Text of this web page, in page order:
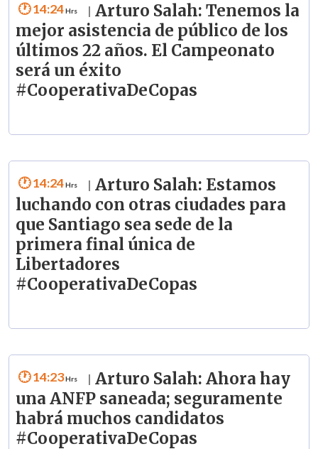
14:24
Arturo Salah: Tenemos la
mejor asistencia de público de los
últimos 22 años. El Campeonato
será un éxito
#CooperativaDeCopas
14:24
Arturo Salah: Estamos
luchando con otras ciudades para
que Santiago sea sede de la
primera final única de
Libertadores
#CooperativaDeCopas
14:23
Arturo Salah: Ahora hay
una ANFP saneada; seguramente
habrá muchos candidatos
#CooperativaDeCopas